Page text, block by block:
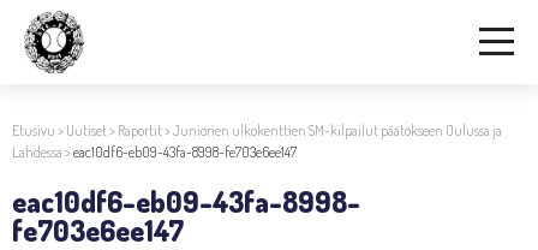
Etusivu > Uutiset> Raportit>Juniorien ulkokenttien SM-kilpailut päätökseen Oulussa ja
Lahdessa >eac10df6-eb09-43fa-8998-fe703e6ee147
eac10df6-eb09-43fa-8998-
fe703e6ee147